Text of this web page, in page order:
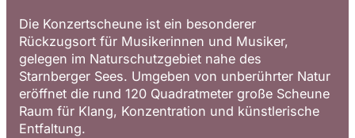
Die Konzertscheune ist ein besonderer
Rückzugsort für Musikerinnen und Musiker,
gelegen im Naturschutzgebiet nahe des
Starnberger Sees. Umgeben von unberührter Natur
eröffnet die rund 120 Quadratmeter große Scheune
Raum für Klang, Konzentration und künstlerische
Entfaltung.